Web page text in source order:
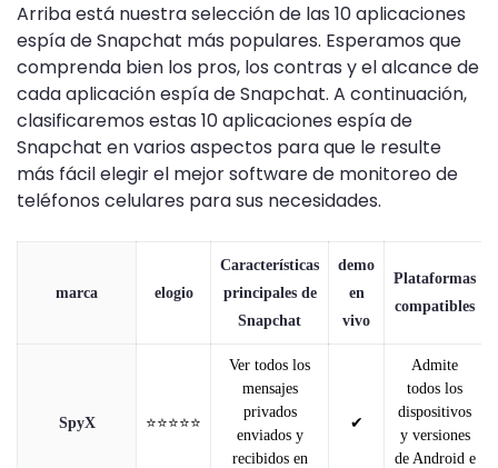
Arriba está nuestra selección de las 10 aplicaciones
espía de Snapchat más populares. Esperamos que
comprenda bien los pros, los contras y el alcance de
cada aplicación espía de Snapchat. A continuación,
clasificaremos estas 10 aplicaciones espía de
Snapchat en varios aspectos para que le resulte
más fácil elegir el mejor software de monitoreo de
teléfonos celulares para sus necesidades.
marca elogio
Características
principales de
Snapchat
demo
en
vivo
Plataformas
compatibles
SpyX ⭐⭐⭐⭐⭐
Ver todos los
mensajes
privados
enviados y
recibidos en
✔
Admite
todos los
dispositivos
y versiones
de Android e